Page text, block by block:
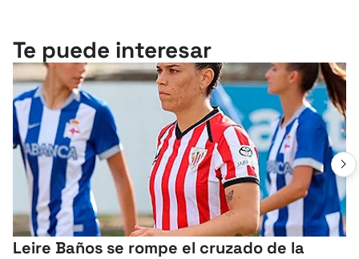
Te puede interesar
Leire Baños se rompe el cruzado de la